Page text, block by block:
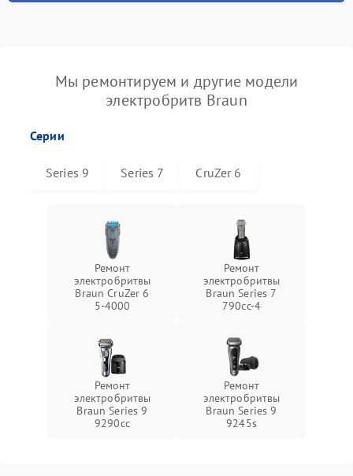
Мы ремонтируем и другие модели
электробритв Braun
Серии
Series 9 Series 7 CruZer 6
Ремонт
электробритвы
Braun CruZer 6
5‑4000
Ремонт
электробритвы
Braun Series 7
790cc‑4
Ремонт
электробритвы
Braun Series 9
9290cc
Ремонт
электробритвы
Braun Series 9
9245s